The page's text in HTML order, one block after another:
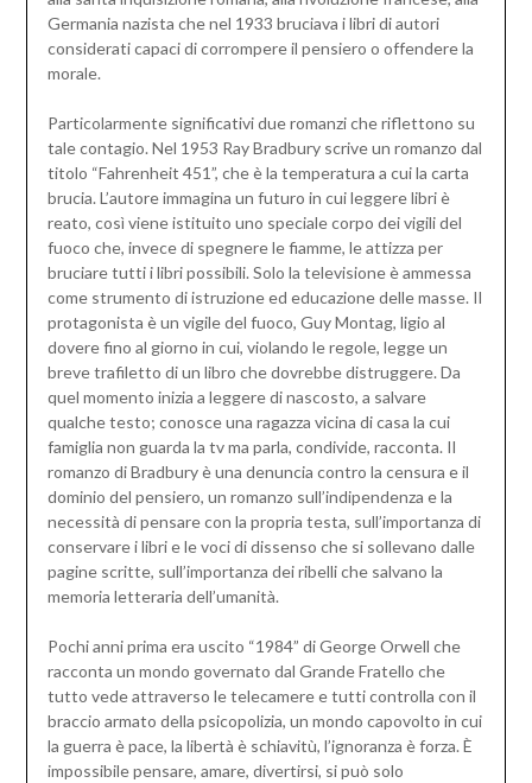
Germania nazista che nel 1933 bruciava i libri di autori
considerati capaci di corrompere il pensiero o offendere la
morale.
Particolarmente significativi due romanzi che riflettono su
tale contagio. Nel 1953 Ray Bradbury scrive un romanzo dal
titolo “Fahrenheit 451”, che è la temperatura a cui la carta
brucia. L’autore immagina un futuro in cui leggere libri è
reato, così viene istituito uno speciale corpo dei vigili del
fuoco che, invece di spegnere le fiamme, le attizza per
bruciare tutti i libri possibili. Solo la televisione è ammessa
come strumento di istruzione ed educazione delle masse. Il
protagonista è un vigile del fuoco, Guy Montag, ligio al
dovere fino al giorno in cui, violando le regole, legge un
breve trafiletto di un libro che dovrebbe distruggere. Da
quel momento inizia a leggere di nascosto, a salvare
qualche testo; conosce una ragazza vicina di casa la cui
famiglia non guarda la tv ma parla, condivide, racconta. Il
romanzo di Bradbury è una denuncia contro la censura e il
dominio del pensiero, un romanzo sull’indipendenza e la
necessità di pensare con la propria testa, sull’importanza di
conservare i libri e le voci di dissenso che si sollevano dalle
pagine scritte, sull’importanza dei ribelli che salvano la
memoria letteraria dell’umanità.
Pochi anni prima era uscito “1984” di George Orwell che
racconta un mondo governato dal Grande Fratello che
tutto vede attraverso le telecamere e tutti controlla con il
braccio armato della psicopolizia, un mondo capovolto in cui
la guerra è pace, la libertà è schiavitù, l’ignoranza è forza. È
impossibile pensare, amare, divertirsi, si può solo